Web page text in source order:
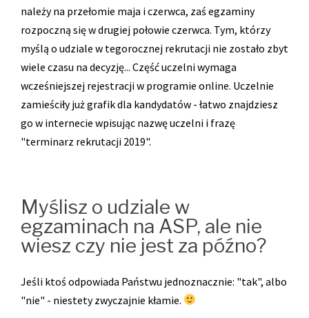
należy na przełomie maja i czerwca, zaś egzaminy
rozpoczną się w drugiej połowie czerwca. Tym, którzy
myślą o udziale w tegorocznej rekrutacji nie zostało zbyt
wiele czasu na decyzję... Część uczelni wymaga
wcześniejszej rejestracji w programie online. Uczelnie
zamieściły już grafik dla kandydatów - łatwo znajdziesz
go w internecie wpisując nazwę uczelni i frazę
"terminarz rekrutacji 2019".
Myślisz o udziale w
egzaminach na ASP, ale nie
wiesz czy nie jest za późno?
Jeśli ktoś odpowiada Państwu jednoznacznie: "tak", albo
"nie" - niestety zwyczajnie kłamie.